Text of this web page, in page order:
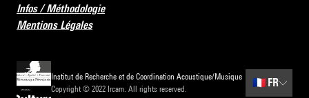
Infos / Méthodologie
Mentions Légales
Institut de Recherche et de Coordination Acoustique/Musique
Copyright © 2022 Ircam. All rights reserved.
🇫🇷 FR